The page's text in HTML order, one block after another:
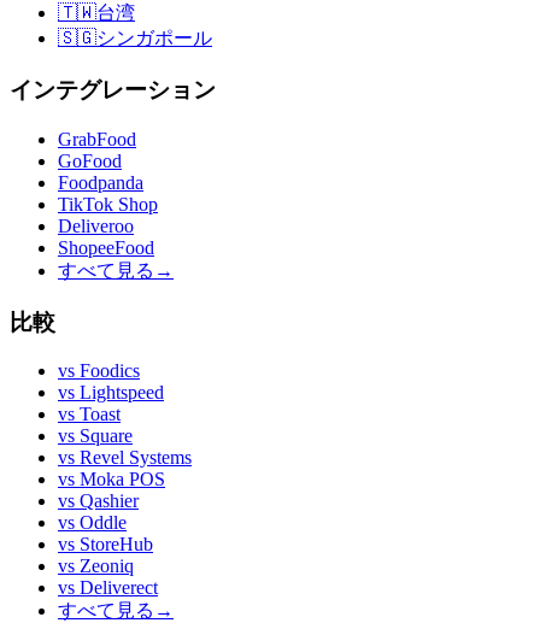
🇹🇼台湾
🇸🇬シンガポール
インテグレーション
GrabFood
GoFood
Foodpanda
TikTok Shop
Deliveroo
ShopeeFood
すべて見る →
比較
vs Foodics
vs Lightspeed
vs Toast
vs Square
vs Revel Systems
vs Moka POS
vs Qashier
vs Oddle
vs StoreHub
vs Zeoniq
vs Deliverect
すべて見る →